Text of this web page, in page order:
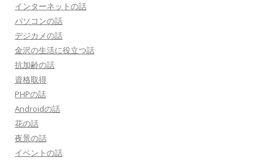
インターネットの話
パソコンの話
デジカメの話
金沢の生活に役立つ話
抗加齢の話
資格取得
PHPの話
Androidの話
花の話
夜景の話
イベントの話